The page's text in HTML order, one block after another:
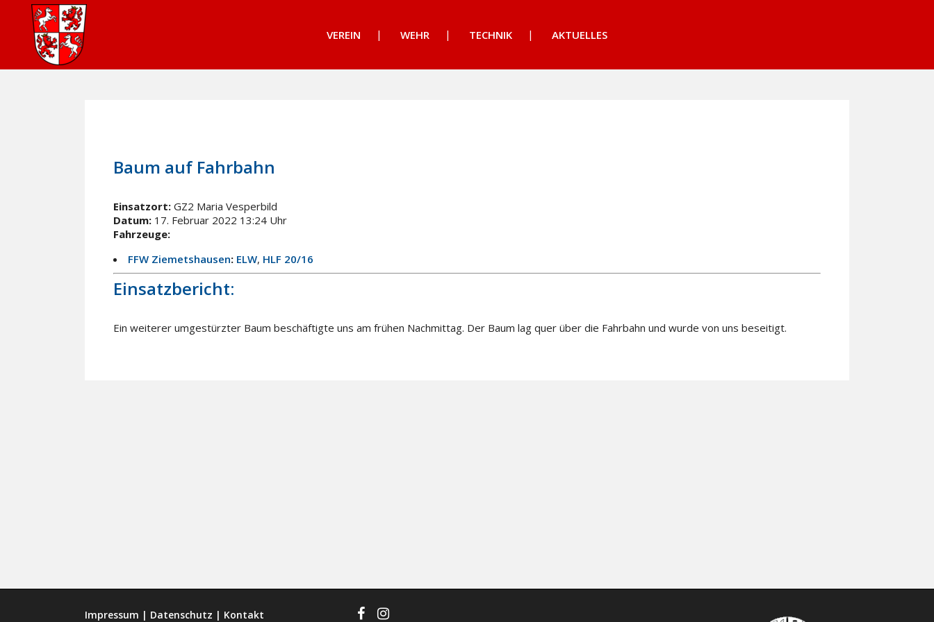
VEREIN WEHR TECHNIK AKTUELLES
Baum auf Fahrbahn
Einsatzort: GZ2 Maria Vesperbild
Datum: 17. Februar 2022 13:24 Uhr
Fahrzeuge:
FFW Ziemetshausen: ELW, HLF 20/16
Einsatzbericht:
Ein weiterer umgestürzter Baum beschäftigte uns am frühen Nachmittag. Der Baum lag quer über die Fahrbahn und wurde von uns beseitigt.
Impressum | Datenschutz | Kontakt